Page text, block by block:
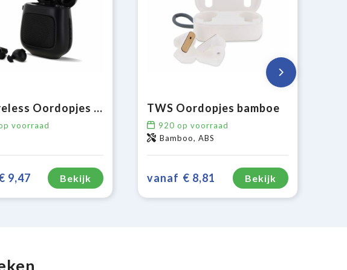
TruWireless Oordopjes met Speaker 3W
voorraad
9,47 Bekijk
TWS Oordopjes bamboe
920 op voorraad
Bamboo, ABS
vanaf € 8,81 Bekijk